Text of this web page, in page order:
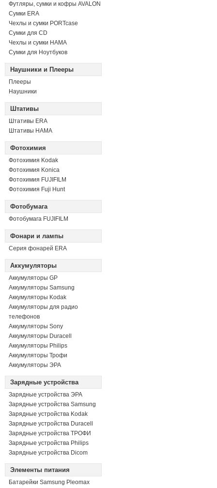
Футляры, сумки и кофры AVALON
Сумки ERA
Чехлы и сумки PORTcase
Сумки для CD
Чехлы и сумки HAMA
Сумки для Ноутбуков
Наушники и Плееры
Плееры
Наушники
Штативы
Штативы ERA
Штативы HAMA
Фотохимия
Фотохимия Kodak
Фотохимия Konica
Фотохимия FUJIFILM
Фотохимия Fuji Hunt
Фотобумага
Фотобумага FUJIFILM
Фонари и лампы
Серия фонарей ERA
Аккумуляторы
Аккумуляторы GP
Аккумуляторы Samsung
Аккумуляторы Kodak
Аккумуляторы для радио
телефонов
Аккумуляторы Sony
Аккумуляторы Duracell
Аккумуляторы Philips
Аккумуляторы Трофи
Аккумуляторы ЭРА
Зарядные устройства
Зарядные устройства ЭРА
Зарядные устройства Samsung
Зарядные устройства Kodak
Зарядные устройства Duracell
Зарядные устройства ТРОФИ
Зарядные устройства Philips
Зарядные устройства Dicom
Элементы питания
Батарейки Samsung Pleomax